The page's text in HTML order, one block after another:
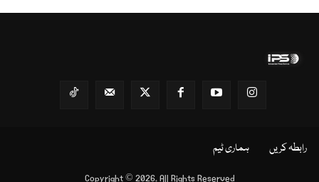
Copyright © 2026, All Rights Reserved
رابطہ کریں ہماری ٹیم